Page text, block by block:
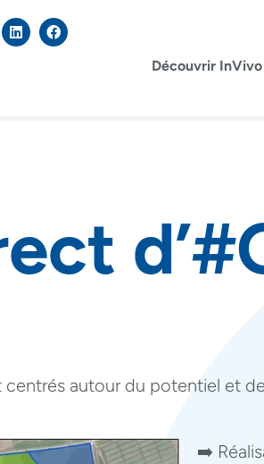
Découvrir InVivo
autour du potentiel et
➡️